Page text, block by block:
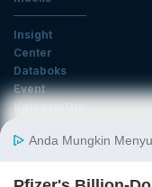
Insight
Center
Databoks
Event
KatadataOto
Email